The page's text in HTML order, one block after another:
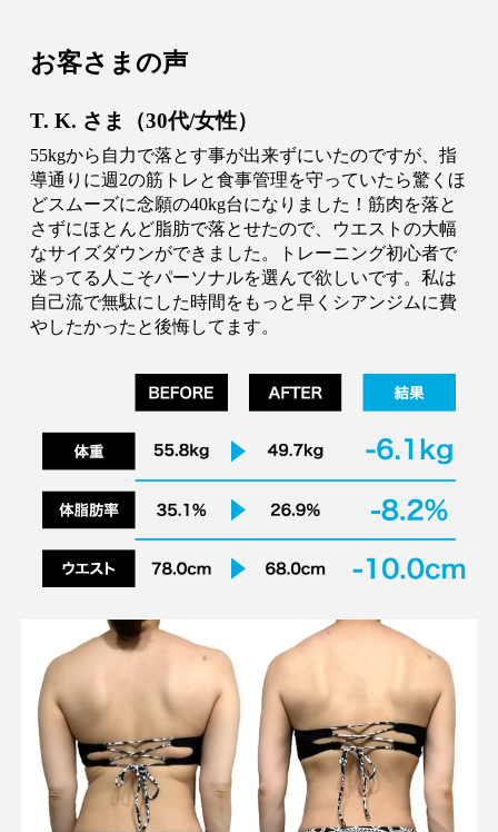
お客さまの声
T.K. さま（30代/女性）
55kgから自力で落とす事が出来ずにいたのですが、指
導通りに週2の筋トレと食事管理を守っていたら驚くほ
どスムーズに念願の40kg台になりました！筋肉を落と
さずにほとんど脂肪で落とせたので、ウエストの大幅
なサイズダウンができました。トレーニング初心者で
迷ってる人こそパーソナルを選んで欲しいです。私は
自己流で無駄にした時間をもっと早くシアンジムに費
やしたかったと後悔してます。